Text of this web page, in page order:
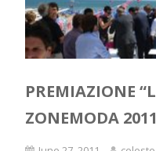
PREMIAZIONE
ZONEMODA 2011